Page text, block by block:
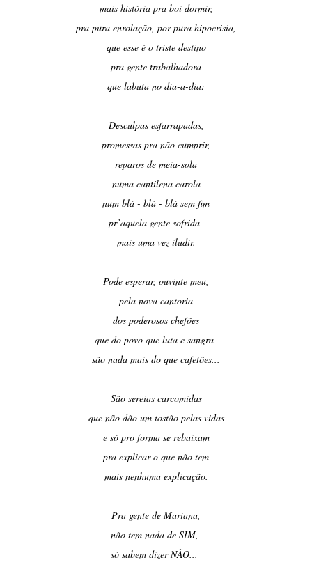
mais história pra boi dormir,
pra pura enrolação, por pura hipocrisia,
que esse é o triste destino
pra gente trabalhadora
que labuta no dia-a-dia:
Desculpas esfarrapadas,
promessas pra não cumprir,
reparos de meia-sola
numa cantilena carola
num blá - blá - blá sem fim
pr’aquela gente sofrida
mais uma vez iludir.
Pode esperar, ouvinte meu,
pela nova cantoria
dos poderosos chefões
que do povo que luta e sangra
são nada mais do que cafetões...
São sereias carcomidas
que não dão um tostão pelas vidas
e só pro forma se rebaixam
pra explicar o que não tem
mais nenhuma explicação.
Pra gente de Mariana,
não tem nada de SIM,
só sabem dizer NÃO...